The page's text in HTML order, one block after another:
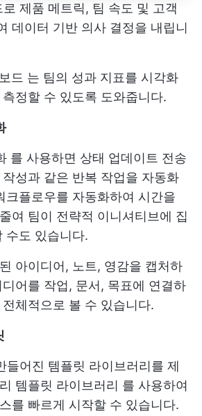
제품 메트릭, 팀 속도 및 고객
데이터 기반 의사 결정을 내립니
드 는 팀의 성과 지표를 시각화
정할 수 있도록 도와줍니다.
를 사용하면 상태 업데이트 전송
성과 같은 반복 작업을 자동화
크플로우를 자동화하여 시간을
여 팀이 전략적 이니셔티브에 집
수도 있습니다.
아이디어, 노트, 영감을 캡처하
어를 작업, 문서, 목표에 연결하
체적으로 볼 수 있습니다.
들어진 템플릿 라이브러리를 제
템플릿 라이브러리 를 사용하여
를 빠르게 시작할 수 있습니다.